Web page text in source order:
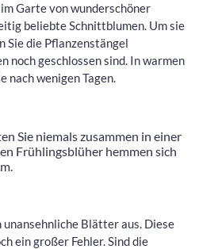
Garte von wunderschöner
beliebte Schnittblumen. Um sie
Sie die Pflanzenstängel
noch geschlossen sind. In warmen
nach wenigen Tagen.
Sie niemals zusammen in einer
Frühlingsblüher hemmen sich
Blätter aus. Diese
ein großer Fehler. Sind die